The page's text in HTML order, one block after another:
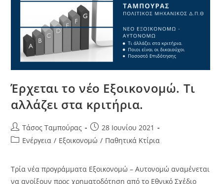
Έρχεται το νέο Εξοικονομώ. Τι
αλλάζει στα κριτήρια.
Τάσος Ταμπούρας
28 Ιουνίου 2021
Ενέργεια / Εξοικονομώ / Παθητικά Κτίρια
Τρία νέα προγράμματα Εξοικονομώ – Αυτονομώ αναμένεται
να ανοίξουν προς χρηματοδότηση από το Εθνικό Σχέδιο